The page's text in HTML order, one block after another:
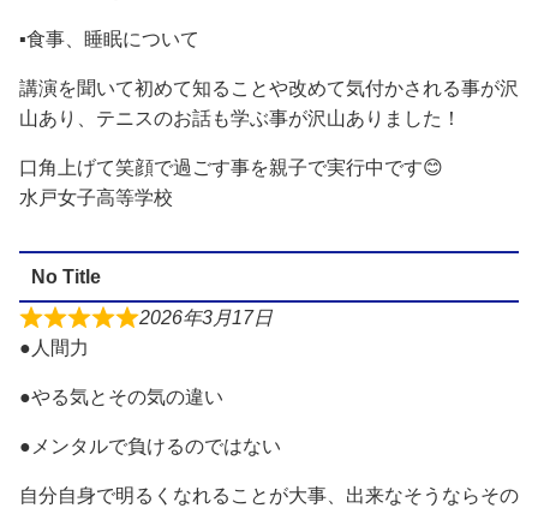
▪️食事、睡眠について
講演を聞いて初めて知ることや改めて気付かされる事が沢
山あり、テニスのお話も学ぶ事が沢山ありました！
口角上げて笑顔で過ごす事を親子で実行中です😊
水戸女子高等学校
No Title
2026年3月17日
●人間力
●やる気とその気の違い
●メンタルで負けるのではない
自分自身で明るくなれることが大事、出来なそうならその